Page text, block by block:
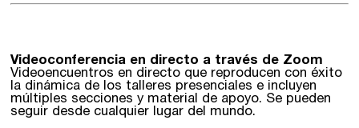
Videoconferencia en directo a través de Zoom
Videoencuentros en directo que reproducen con éxito
la dinámica de los talleres presenciales e incluyen
múltiples secciones y material de apoyo. Se pueden
seguir desde cualquier lugar del mundo.